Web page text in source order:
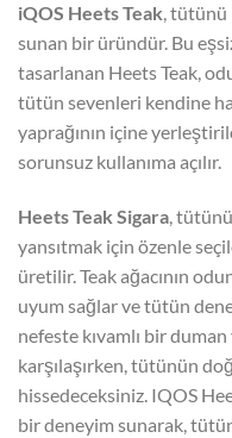
iQOS Heets Teak, tütünü
sunan bir üründür. Bu
tasarlanan Heets Teak,
tütün sevenleri kendine
yaprağının içine
sorunsuz kullanıma açılır.
Heets Teak Sigara,
yansıtmak için özenle
üretilir. Teak ağacının
uyum sağlar ve tütün
nefeste kıvamlı bir
karşılaşırken, tütünün
hissedeceksiniz. IQOS
bir deneyim sunarak,